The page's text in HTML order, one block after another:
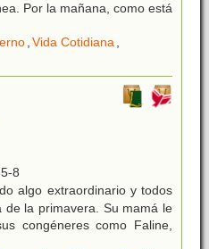
Por la mañana, como está
,Vida Cotidiana,
8
algo extraordinario y todos
de la primavera. Su mamá le
congéneres como Faline,